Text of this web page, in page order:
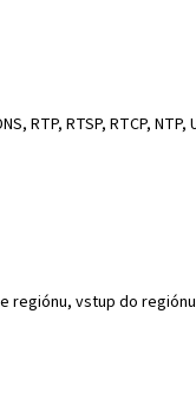
RTP, RTSP, RTCP,
regiónu, vstup do regiónu